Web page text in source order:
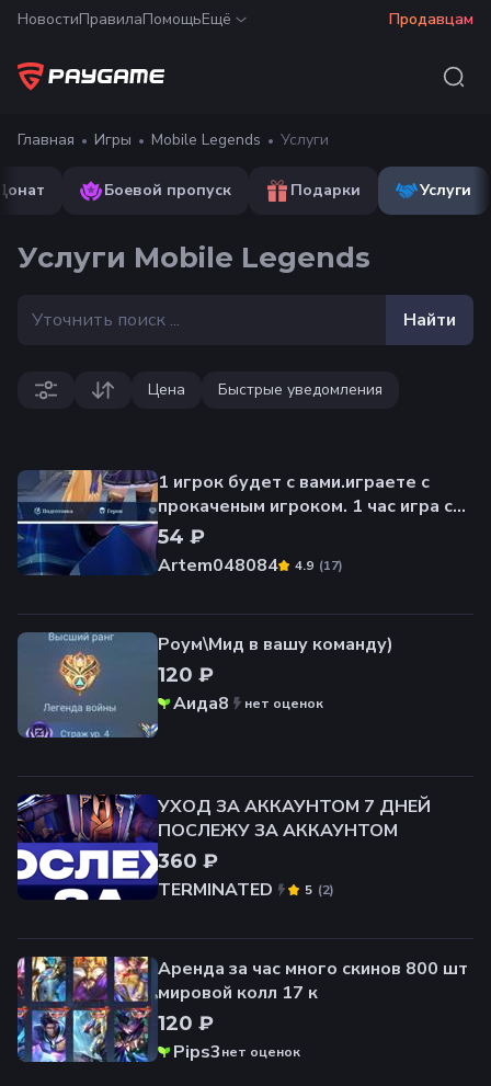
НовостиПравилаПомощьЕщё Продавцам
Главная Игры Mobile Legends Услуги
Боевой пропуск Подарки Услуги
Услуги Mobile Legends
Найти
Цена Быстрые уведомления
1 игрок будет с вами.играете с
прокаченым игроком. 1 час игра с
вами в Mobile Legends. МОЖЕМ ПО
ЗВАНКУ
54 ₽
Artem048084
(17)
4.9
Роум\Мид в вашу команду)
120 ₽
Аида8
нет оценок
УХОД ЗА АККАУНТОМ 7 ДНЕЙ
ПОСЛЕЖУ ЗА АККАУНТОМ
360 ₽
TERMINATED
(2)
5
Аренда за час много скинов 800 шт️
мировой колл 17 к️
120 ₽
Pips3нет оценок